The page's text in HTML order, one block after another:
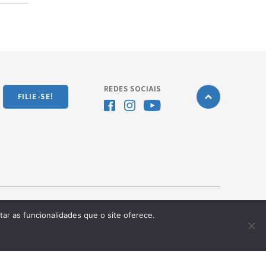
FILIE-SE!
REDES SOCIAIS
Desenvolvido pela
as funcionalidades que o site oferece.